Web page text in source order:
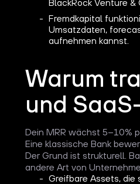
Fremdkapital
Umsatzdaten,
aufnehmen kannst.
Warum
und
Dein MRR wächst 5–10%
Eine klassische Bank
Der Grund ist strukturell.
andere Art von
Greifbare Assets, die